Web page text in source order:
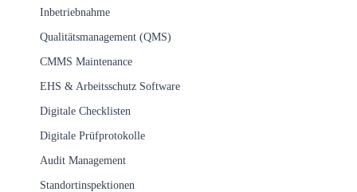
Inbetriebnahme
Qualitätsmanagement (QMS)
CMMS Maintenance
EHS & Arbeitsschutz Software
Digitale Checklisten
Digitale Prüfprotokolle
Audit Management
Standortinspektionen